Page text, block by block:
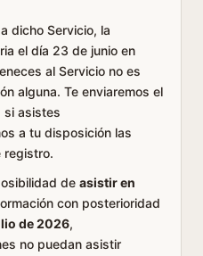
a dicho Servicio, la
el día 23 de junio en
al Servicio no es
alguna. Te enviaremos el
si asistes
a tu disposición las
registro.
de asistir en
con posterioridad
de 2026,
no puedan asistir